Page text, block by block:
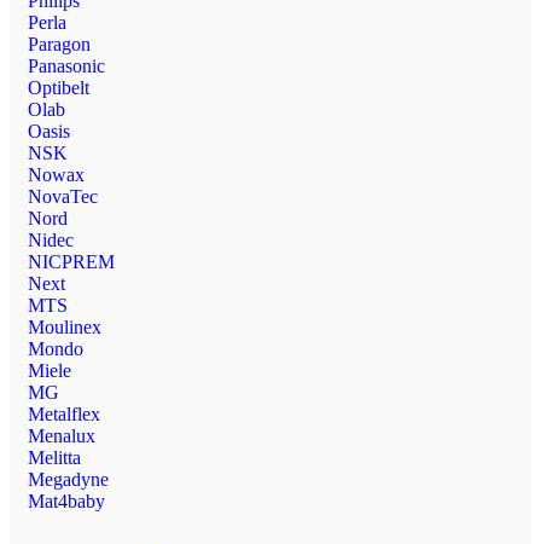
Perla
Paragon
Panasonic
Optibelt
Olab
Oasis
NSK
Nowax
NovaTec
Nord
Nidec
NICPREM
Next
MTS
Moulinex
Mondo
Miele
MG
Metalflex
Menalux
Melitta
Megadyne
Mat4baby